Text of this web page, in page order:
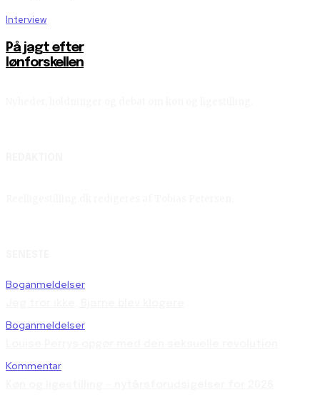
Interview
På jagt efter
lønforskellen
Boganmeldelser
Boganmeldelser
Kommentar